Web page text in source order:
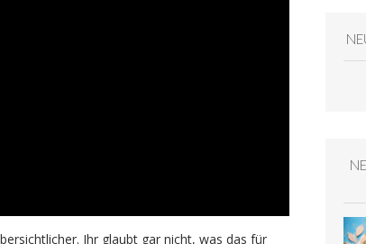
Ihr glaubt gar nicht, was das für